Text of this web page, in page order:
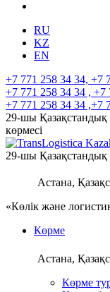
RU
KZ
EN
+7 771 258 34 34, +7
+7 771 258 34 34 , +7
+7 771 258 34 34 ,+7
29-шы Қазақстандық
көрмесі
Астана,
29-шы
«Көлік және
Астана,
Көрме
Көрме